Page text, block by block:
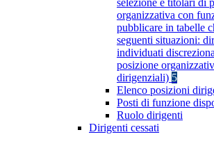
selezione e titolari di
organizzativa con
pubblicare in tabelle
seguenti situazioni:
individuati
posizione
dirigenziali) 5
Elenco posizioni
Posti di funzione
Ruolo dirigenti
Dirigenti cessati